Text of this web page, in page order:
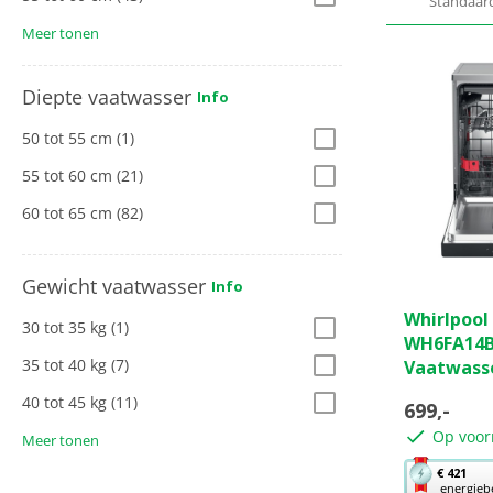
Meer tonen
Diepte vaatwasser Info
50 tot 55 cm (1)
55 tot 60 cm (21)
60 tot 65 cm (82)
Gewicht vaatwasser Info
30 tot 35 kg (1)
35 tot 40 kg (7)
40 tot 45 kg (11)
Meer tonen
van
de
5
Whirlpool
699,-
Op
€ 421
Met